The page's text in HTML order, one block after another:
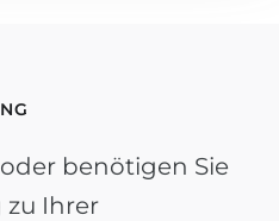
benötigen Sie
zu Ihrer